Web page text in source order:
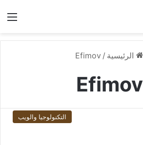
الرئيسية /
Efimov
Efimov
التكنولوجيا والويب